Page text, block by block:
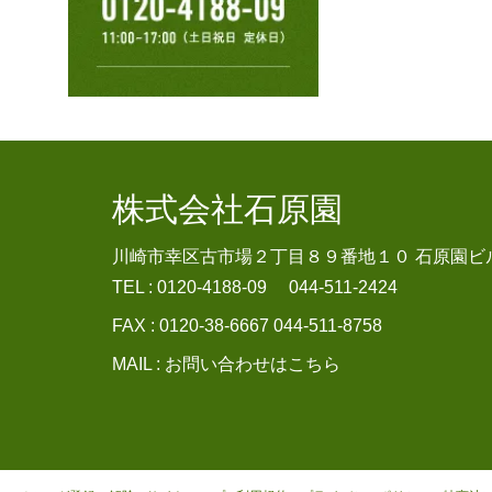
株式会社石原園
川崎市幸区古市場２丁目８９番地１０ 石原園ビ
TEL : 0120-4188-09 044-511-2424
FAX : 0120-38-6667 044-511-8758
MAIL : お問い合わせはこちら